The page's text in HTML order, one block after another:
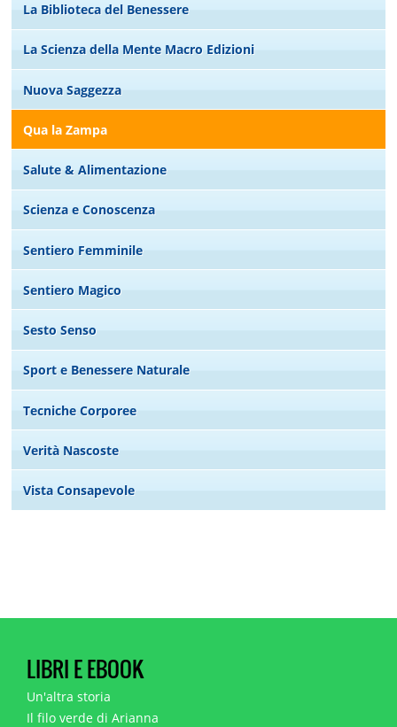
La Biblioteca del Benessere
La Scienza della Mente Macro Edizioni
Nuova Saggezza
Qua la Zampa
Salute & Alimentazione
Scienza e Conoscenza
Sentiero Femminile
Sentiero Magico
Sesto Senso
Sport e Benessere Naturale
Tecniche Corporee
Verità Nascoste
Vista Consapevole
LIBRI E EBOOK
Un'altra storia
Il filo verde di Arianna